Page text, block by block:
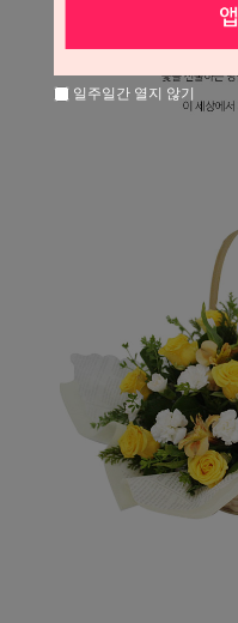
일주일간 열지 않기